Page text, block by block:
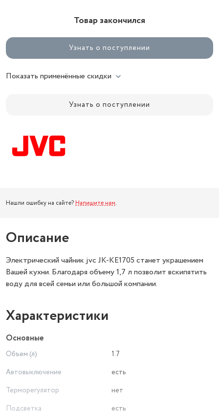
Товар закончился
Узнать о поступлении
Показать применённые скидки
Узнать о поступлении
Нашли ошибку на сайте? Напишите нам.
Описание
Электрический чайник jvc JK-KE1705 станет украшением
Вашей кухни. Благодаря объему 1,7 л позволит вскипятить
воду для всей семьи или большой компании.
Характеристики
Основные
Объем (л)
1.7
Автовыключение
есть
Терморегулятор
нет
Подсветка
есть